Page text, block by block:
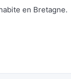
en Bretagne.